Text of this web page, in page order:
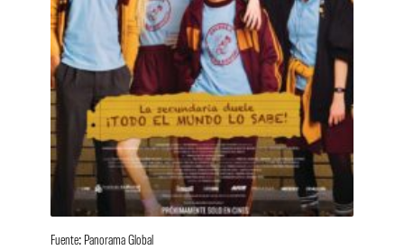
Fuente: Panorama Global